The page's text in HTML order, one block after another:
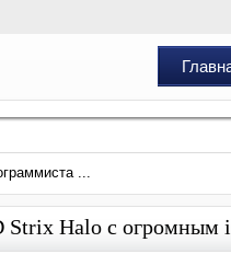
...
Halo с огромным